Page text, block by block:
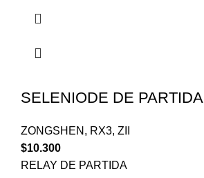
SELENIODE DE PARTIDA
ZONGSHEN , RX3, ZII
$10.300
RELAY DE PARTIDA